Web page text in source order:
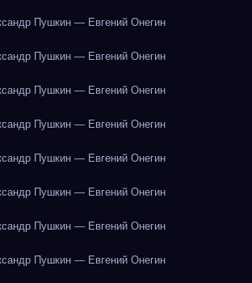
Пушкин — Евгений Онегин
Пушкин — Евгений Онегин
Пушкин — Евгений Онегин
Пушкин — Евгений Онегин
Пушкин — Евгений Онегин
Пушкин — Евгений Онегин
Пушкин — Евгений Онегин
Пушкин — Евгений Онегин